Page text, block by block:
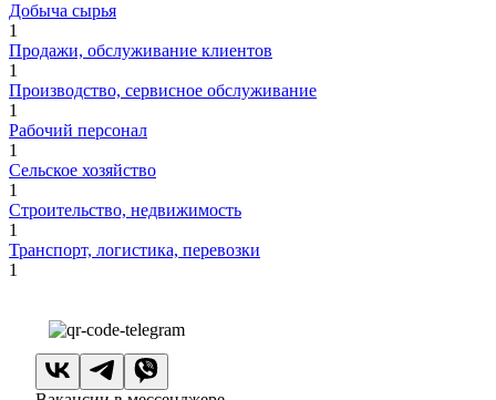
Добыча сырья
1
Продажи, обслуживание клиентов
1
Производство, сервисное обслуживание
1
Рабочий персонал
1
Сельское хозяйство
1
Строительство, недвижимость
1
Транспорт, логистика, перевозки
1